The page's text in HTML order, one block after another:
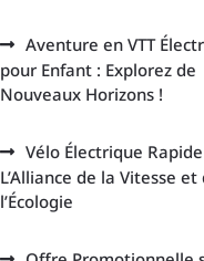
Aventure en VTT
pour Enfant : Explorez de
Nouveaux Horizons !
Vélo Électrique
L’Alliance de la Vitesse et
l’Écologie